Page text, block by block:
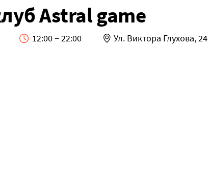
Astral game
12:00 − 22:00 Ул. Виктора Глухова, 24